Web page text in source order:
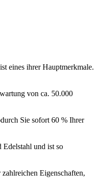
eines ihrer Hauptmerkmale.
von ca. 50.000
Sie sofort 60 % Ihrer
Edelstahl und ist so
Eigenschaften,